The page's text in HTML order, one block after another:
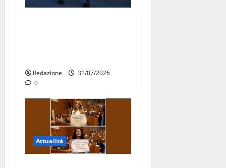
Redazione
31/07/2026
0
Attualità